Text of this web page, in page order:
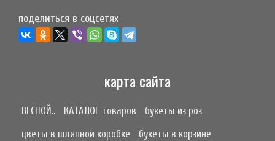
поделиться в соцсетях
карта сайта
ВЕСНОЙ.. КАТАЛОГ товаров
букеты из роз
цветы в шляпной коробке
букеты в корзине